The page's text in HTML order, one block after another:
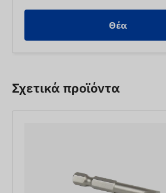
Θέα
Σχετικά προϊόντα